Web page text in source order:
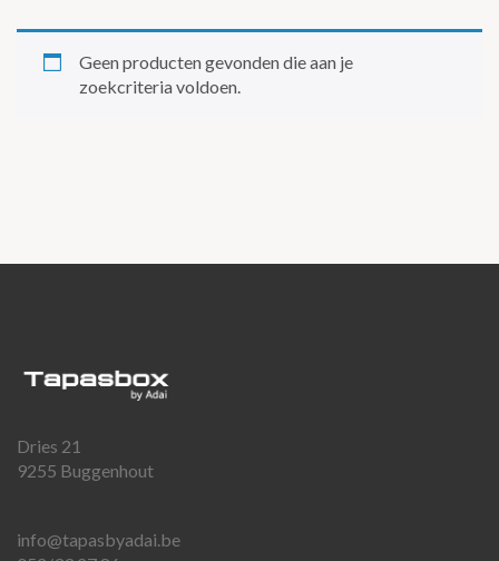
Geen producten gevonden die aan je
zoekcriteria voldoen.
Dries 21
9255 Buggenhout
info@tapasbyadai.be